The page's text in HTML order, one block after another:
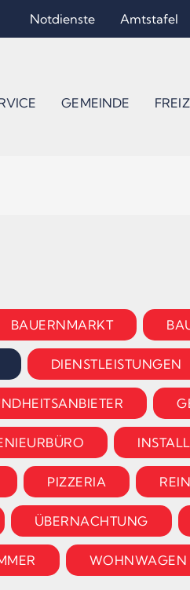
Notdienste Amtstafel
GEMEINDE
BAUERNMARKT
DIENSTLEISTUNGEN
PIZZERIA
ÜBERNACHTUNG
WOHNWAGEN